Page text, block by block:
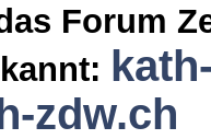
Forum
zdw.ch